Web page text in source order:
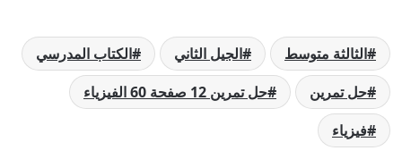
الثالثة متوسط الجيل الثاني
الكتاب المدرسي
حل تمرين
حل تمرين 12 صفحة 60 الفيزياء
فيزياء